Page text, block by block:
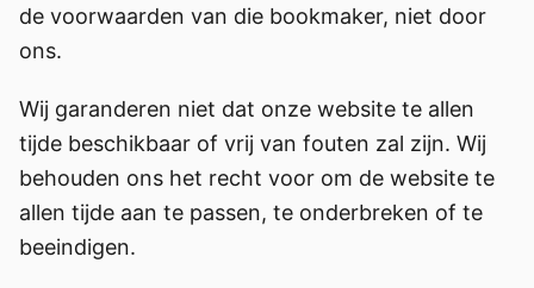
de voorwaarden van die bookmaker, niet door
ons.
Wij garanderen niet dat onze website te allen
tijde beschikbaar of vrij van fouten zal zijn. Wij
behouden ons het recht voor om de website te
allen tijde aan te passen, te onderbreken of te
beeindigen.